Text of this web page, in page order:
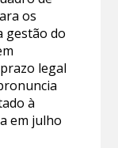
os
gestão do
legal
à
em julho